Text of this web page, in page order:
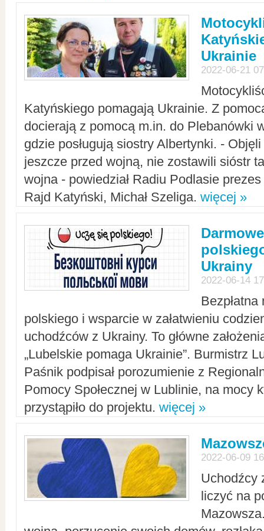
Ukrainie
2022-06-21
Katyńskiego pomagają Ukrainie. Z
docierają z pomocą m.in. do Plebanówki
gdzie posługują siostry Albertynki. -
jeszcze przed wojną, nie zostawili sióstr
wojna - powiedział Radiu Podlasie
Rajd Katyński, Michał Szeliga. więcej »
Ukrainy
2022-06-14
polskiego i wsparcie w załatwieniu
uchodźców z Ukrainy. To główne
„Lubelskie pomaga Ukrainie”. Burmistrz
Paśnik podpisał porozumienie z
Pomocy Społecznej w Lublinie, na mocy
przystąpiło do projektu. więcej »
2022-06-09
Uchodźcy
liczyć na